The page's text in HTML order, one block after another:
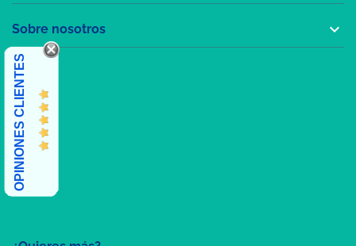
Sobre nosotros 
OPINIONES CLIENTES